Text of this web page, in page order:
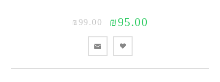
₪95.00
₪99.00